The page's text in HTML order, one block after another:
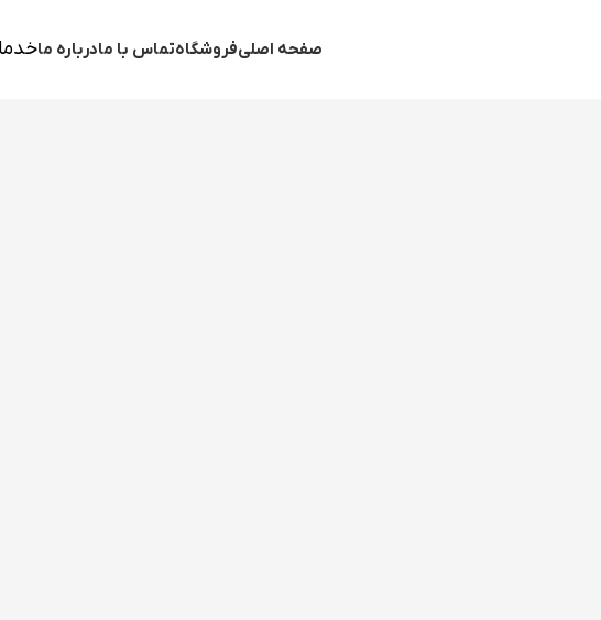
صفحه اصلیفروشگاهتماس با مادرباره ما